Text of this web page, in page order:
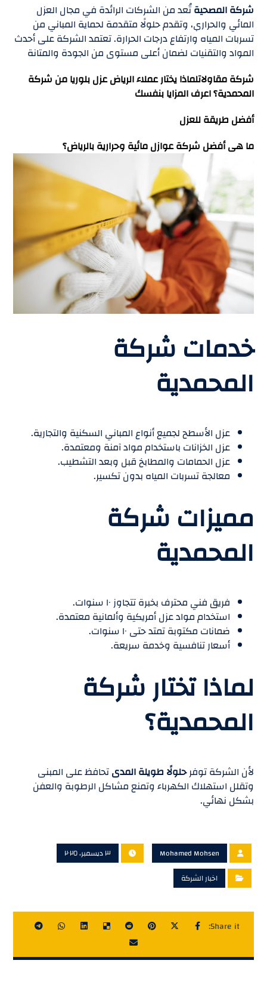
شركة المصحيةتُعد من الشركات الرائدة في مجال العزل
المائي والحراري، وتقدم حلولًا متقدمة لحماية المباني من
تسربات المياه وارتفاع درجات الحرارة. تعتمد الشركة على أحدث
المواد والتقنيات لضمان أعلى مستوى من الجودة والمتانة
شركة مقاولاتلماذا يختار عملاء الرياض عزل بلوريا من شركة
المحمدية؟ اعرف المزايا بنفسك
أفضل طريقة للعزل
ما هى أفضل شركة عوازل مائية وحرارية بالرياض؟
خدمات شركة
المحمدية
عزل الأسطح لجميع أنواع المباني السكنية والتجارية.
عزل الخزانات باستخدام مواد آمنة ومعتمدة.
عزل الحمامات والمطابخ قبل وبعد التشطيب.
معالجة تسربات المياه بدون تكسير.
مميزات شركة
المحمدية
فريق فني محترف بخبرة تتجاوز ١٠ سنوات.
استخدام مواد عزل أمريكية وألمانية معتمدة.
ضمانات مكتوبة تمتد حتى ١٠ سنوات.
أسعار تنافسية وخدمة سريعة.
لماذا تختار شركة
المحمدية؟
لأن الشركة توفرحلولًا طويلة المدىتحافظ على المبنى
وتقلل استهلاك الكهرباء وتمنع مشاكل الرطوبة والعفن
بشكل نهائي.
Mohamed Mohsen
٣ ديسمبر، ٢٠٢٥
اخبار الشركة